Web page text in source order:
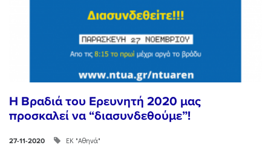
Η Βραδιά του Ερευνητή 2020 μας
προσκαλεί να “διασυνδεθούμε”!
27-11-2020 ΕΚ "Αθηνά"